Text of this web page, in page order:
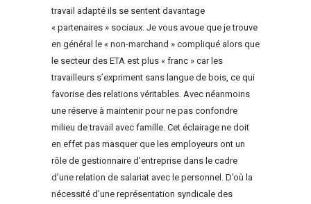
travail adapté ils se sentent davantage
« partenaires » sociaux. Je vous avoue que je trouve
en général le « non-marchand » compliqué alors que
le secteur des ETA est plus « franc » car les
travailleurs s’expriment sans langue de bois, ce qui
favorise des relations véritables. Avec néanmoins
une réserve à maintenir pour ne pas confondre
milieu de travail avec famille. Cet éclairage ne doit
en effet pas masquer que les employeurs ont un
rôle de gestionnaire d’entreprise dans le cadre
d’une relation de salariat avec le personnel. D’où la
nécessité d’une représentation syndicale des